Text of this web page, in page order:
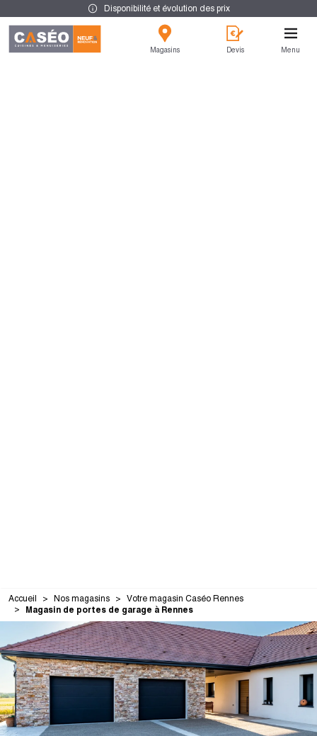
Disponibilité et évolution des prix
Magasins Devis Menu
Accueil Nos magasins Votre magasin Caséo Rennes
Magasin de portes de garage à Rennes